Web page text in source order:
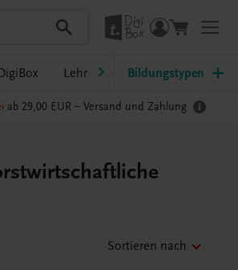
Lehrer/innen-Service
Bildungstypen
ab 29,00 EUR – Versand und Zahlung
Sortieren nach